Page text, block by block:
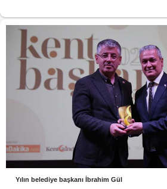
Yılın belediye başkanı İbrahim Gül